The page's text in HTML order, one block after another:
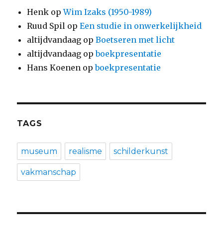
Henk opWim Izaks (1950-1989)
Ruud Spil opEen studie in onwerkelijkheid
altijdvandaag opBoetseren met licht
altijdvandaag opboekpresentatie
Hans Koenen opboekpresentatie
TAGS
museum realisme schilderkunst
vakmanschap